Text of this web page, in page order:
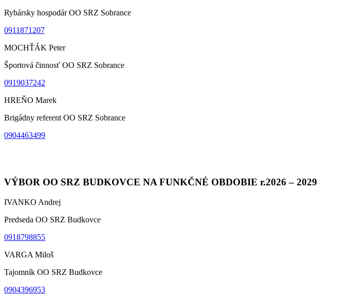
Rybársky hospodár OO SRZ Sobrance
0911871207
MOCHŤÁK Peter
Športová činnosť OO SRZ Sobrance
0919037242
HREŇO Marek
Brigádny referent OO SRZ Sobrance
0904463499
VÝBOR OO SRZ BUDKOVCE NA FUNKČNÉ OBDOBIE r.2026 – 2029
IVANKO Andrej
Predseda OO SRZ Budkovce
0918798855
VARGA Miloš
Tajomník OO SRZ Budkovce
0904396953